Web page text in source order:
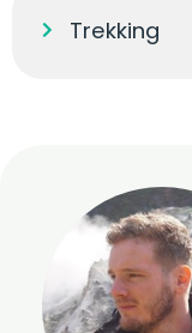
Trekking